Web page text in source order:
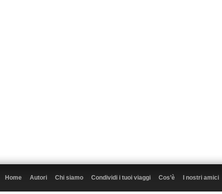
Home Autori Chi siamo Condividi i tuoi viaggi Cos’è I nostri amici